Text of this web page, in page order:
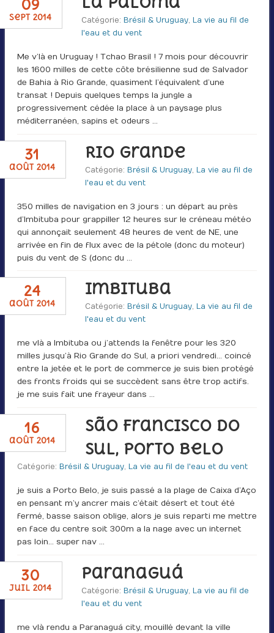
09
sept 2014 Catégorie: Brésil & Uruguay, La vie au fil de
l'eau et du vent
Me v’là en Uruguay ! Tchao Brasil ! 7 mois pour découvrir
les 1600 milles de cette côte brésilienne sud de Salvador
de Bahia à Rio Grande, quasiment l’équivalent d’une
transat ! Depuis quelques temps la jungle a
progressivement cédée la place à un paysage plus
méditerranéen, sapins et odeurs …
31
août 2014
Rio Grande
Catégorie: Brésil & Uruguay, La vie au fil de
l'eau et du vent
350 milles de navigation en 3 jours : un départ au près
d’Imbituba pour grappiller 12 heures sur le créneau météo
qui annonçait seulement 48 heures de vent de NE, une
arrivée en fin de flux avec de la pétole (donc du moteur)
puis du vent de S (donc du …
24
août 2014
Imbituba
Catégorie: Brésil & Uruguay, La vie au fil de
l'eau et du vent
me vlà a Imbituba ou j’attends la fenêtre pour les 320
milles jusqu’à Rio Grande do Sul, a priori vendredi… coincé
entre la jetée et le port de commerce je suis bien protégé
des fronts froids qui se succèdent sans être trop actifs.
je me suis fait une frayeur dans …
16
août 2014
São Francisco do
Sul, Porto Belo
Catégorie: Brésil & Uruguay, La vie au fil de l'eau et du vent
je suis a Porto Belo, je suis passé a la plage de Caixa d’Aço
en pensant m’y ancrer mais c’était désert et tout été
fermé, basse saison oblige, alors je suis reparti me mettre
en face du centre soit 300m a la nage avec un internet
pas loin… super nav …
30
juil 2014
Paranaguá
Catégorie: Brésil & Uruguay, La vie au fil de
l'eau et du vent
me vlà rendu a Paranaguá city, mouillé devant la ville